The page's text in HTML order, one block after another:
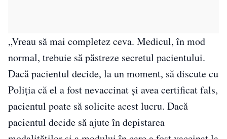
„Vreau să mai completez ceva. Medicul, în mod
normal, trebuie să păstreze secretul pacientului.
Dacă pacientul decide, la un moment, să discute cu
Poliţia că el a fost nevaccinat şi avea certificat fals,
pacientul poate să solicite acest lucru. Dacă
pacientul decide să ajute în depistarea